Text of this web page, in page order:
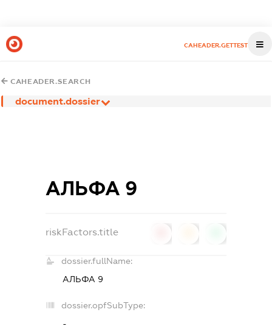
CAHEADER.GETTEST
CAHEADER.SEARCH
document.dossier
АЛЬФА 9
riskFactors.title
dossier.fullName:
АЛЬФА 9
dossier.opfSubType:
-